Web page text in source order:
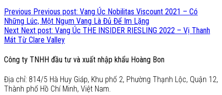
Previous Previous post: Vang Úc Nobilitas Viscount 2021 – Có
Những Lúc, Một Ngụm Vang Là Đủ Để Im Lặng
Next Next post: Vang Úc THE INSIDER RIESLING 2022 – Vị Thanh
Mát Từ Clare Valley
Công ty TNHH đầu tư và xuất nhập khẩu Hoàng Bon
Địa chỉ: 814/5 Hà Huy Giáp, Khu phố 2, Phường Thạnh Lộc, Quận 12,
Thành phố Hồ Chí Minh, Việt Nam.